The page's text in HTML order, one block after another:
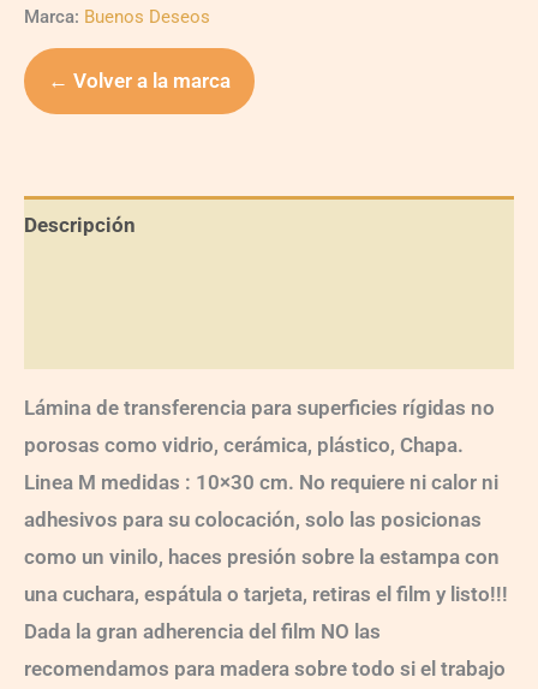
Marca: Buenos Deseos
← Volver a la marca
Descripción
Lámina de transferencia para superficies rígidas no
porosas como vidrio, cerámica, plástico, Chapa.
Linea M medidas : 10×30 cm. No requiere ni calor ni
adhesivos para su colocación, solo las posicionas
como un vinilo, haces presión sobre la estampa con
una cuchara, espátula o tarjeta, retiras el film y listo!!!
Dada la gran adherencia del film NO las
recomendamos para madera sobre todo si el trabajo